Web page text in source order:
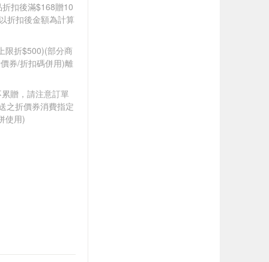
扣後滿$168贈10
折扣後金額為計算
限折$500)(部分商
券/折扣碼併用)離
贈，請注意訂單
之折價券消費指定
使用)